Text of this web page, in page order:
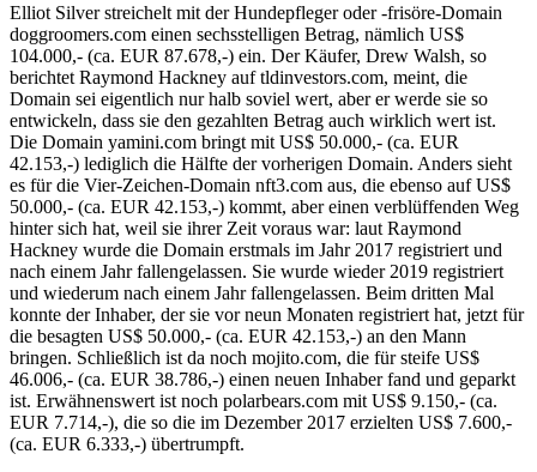
Elliot Silver streichelt mit der Hundepfleger oder -frisöre-Domain
doggroomers.com einen sechsstelligen Betrag, nämlich US$
104.000,- (ca. EUR 87.678,-) ein. Der Käufer, Drew Walsh, so
berichtet Raymond Hackney auf tldinvestors.com, meint, die
Domain sei eigentlich nur halb soviel wert, aber er werde sie so
entwickeln, dass sie den gezahlten Betrag auch wirklich wert ist.
Die Domain yamini.com bringt mit US$ 50.000,- (ca. EUR
42.153,-) lediglich die Hälfte der vorherigen Domain. Anders sieht
es für die Vier-Zeichen-Domain nft3.com aus, die ebenso auf US$
50.000,- (ca. EUR 42.153,-) kommt, aber einen verblüffenden Weg
hinter sich hat, weil sie ihrer Zeit voraus war: laut Raymond
Hackney wurde die Domain erstmals im Jahr 2017 registriert und
nach einem Jahr fallengelassen. Sie wurde wieder 2019 registriert
und wiederum nach einem Jahr fallengelassen. Beim dritten Mal
konnte der Inhaber, der sie vor neun Monaten registriert hat, jetzt für
die besagten US$ 50.000,- (ca. EUR 42.153,-) an den Mann
bringen. Schließlich ist da noch mojito.com, die für steife US$
46.006,- (ca. EUR 38.786,-) einen neuen Inhaber fand und geparkt
ist. Erwähnenswert ist noch polarbears.com mit US$ 9.150,- (ca.
EUR 7.714,-), die so die im Dezember 2017 erzielten US$ 7.600,-
(ca. EUR 6.333,-) übertrumpft.